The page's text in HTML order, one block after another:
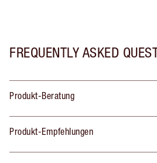
FREQUENTLY ASKED
Produkt-Beratung
Produkt-Empfehlungen